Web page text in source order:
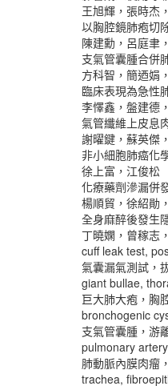
王旭輝，張時杰
以胸腔鏡肺疱切
陳建勳，呂庭聿
支氣管囊腫合併
方科智，簡迺娟
臨床表現為急性
李懌鑫，盤建德
氣管纖維上皮息
謝曜鍵，蘇英傑
非小細胞肺癌化
徐上富，江俊松
化療藥劑滲漏併
楊順貿，徐紹勛
全身麻醉後發生
丁曉嫻，曾稼志
cuff leak test,
氣囊漏氣測試，
giant bullae,
巨大肺大疱，胸
bronchogenic
支氣管囊腫，游
pulmonary
肺動脈內膜肉瘤
trachea,